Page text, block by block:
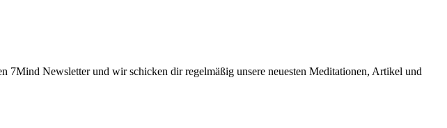
7Mind News­let­ter und wir schicken dir regelmäßig unsere neuesten Meditationen, Artikel und